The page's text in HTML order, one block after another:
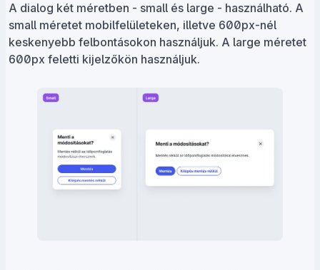
A dialog két méretben - small és large - használható. A
small méretet mobilfelületeken, illetve 600px-nél
keskenyebb felbontásokon használjuk. A large méretet
600px feletti kijelzőkön használjuk.